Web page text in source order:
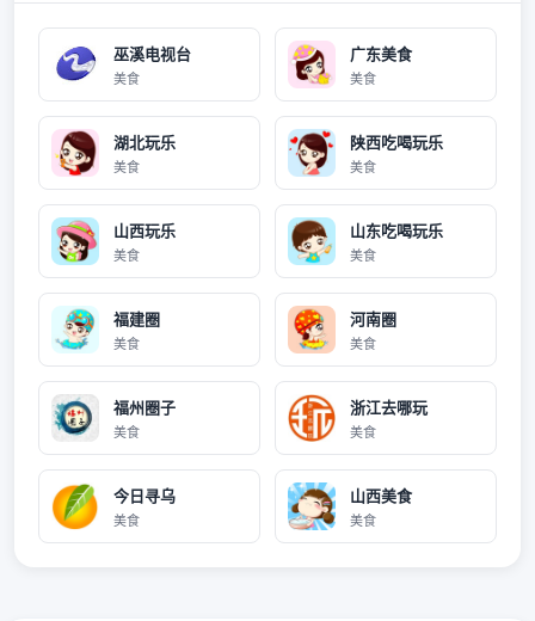
巫溪电视台
美食
广东美食
美食
湖北玩乐
美食
陕西吃喝玩乐
美食
山西玩乐
美食
山东吃喝玩乐
美食
福建圈
美食
河南圈
美食
福州圈子
美食
浙江去哪玩
美食
今日寻乌
美食
山西美食
美食